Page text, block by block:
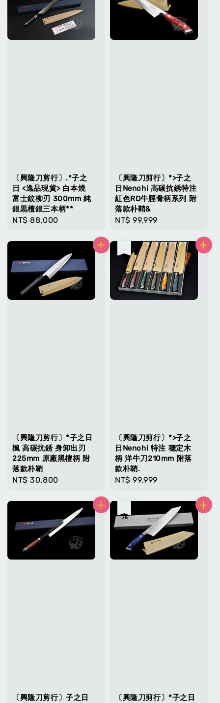
〔興隆刀剪行〕.*子之
日 <逸品現貨> 白本燒
富士紋柳刃 300mm 純
銀黒檀銀三本柄**
Regular
NT$ 88,000
〔興隆刀剪行〕*>子之
日Nenohi 高碳抗銹特注
紅色RD牛脛骨柄系列 附
落款朴鞘&
Regular
NT$ 99,999
〔興隆刀剪行〕*子之日
楓 高碳抗銹 身卸出刃
225mm 原廠黑檀柄 附
落款朴鞘
Regular
NT$ 30,800
〔興隆刀剪行〕*>子之
日Nenohi 特注 穩定木
柄 洋牛刀210mm 附落
款朴鞘.
Regular
NT$ 99,999
〔興隆刀剪行〕子之日
〔興隆刀剪行〕*子之日